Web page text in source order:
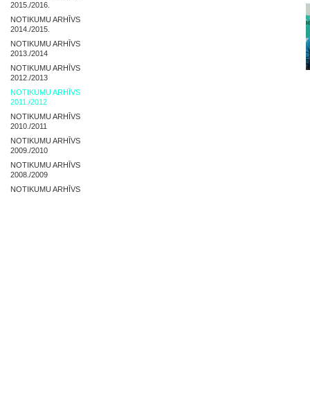
2015./2016.
NOTIKUMU ARHĪVS
2014./2015.
NOTIKUMU ARHĪVS
2013./2014
NOTIKUMU ARHĪVS
2012./2013
NOTIKUMU ARHĪVS
2011./2012
NOTIKUMU ARHĪVS
2010./2011
NOTIKUMU ARHĪVS
2009./2010
NOTIKUMU ARHĪVS
2008./2009
NOTIKUMU ARHĪVS